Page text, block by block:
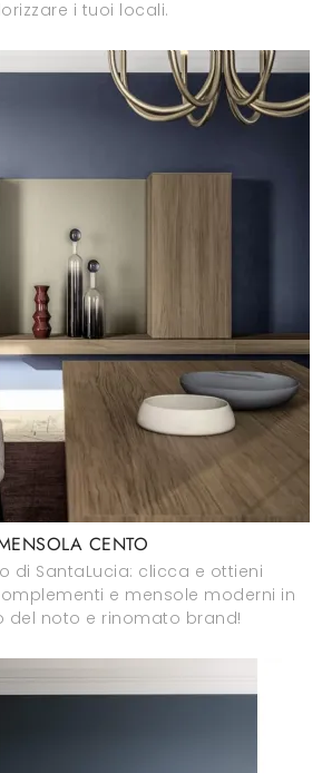
i tuoi locali.
CENTO
di SantaLucia: clicca e ottieni
e mensole moderni in
del noto e rinomato brand!